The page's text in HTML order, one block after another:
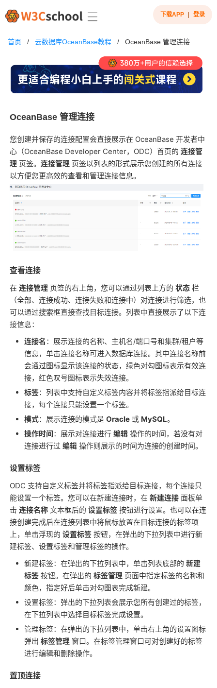
下载APP 登录
首页 / 云数据库OceanBase教程 / OceanBase 管理连接
OceanBase 管理连接
您创建并保存的连接配置会直接展示在 OceanBase 开发者中
心（OceanBase Developer Center，ODC）首页的 连接管
理 页签。 连接管理 页签以列表的形式展示您创建的所有连接
以方便您更高效的查看和管理连接信息。
查看连接
在 连接管理 页签的右上角，您可以通过列表上方的 状态 栏
（全部、连接成功、连接失败和连接中）对连接进行筛选，也
可以通过搜索框直接查找目标连接。列表中直接展示了以下连
接信息：
连接名 ：展示连接的名称、主机名/端口号和集群/租户等
信息，单击连接名称可进入数据库连接。其中连接名称前
会通过图标显示该连接的状态，绿色对勾图标表示有效连
接，红色叹号图标表示失效连接。
标签：列表中支持自定义标签内容并将标签指派给目标连
接，每个连接只能设置一个标签。
模式：展示连接的模式是 Oracle 或 MySQL。
操作时间：展示对连接进行 编辑 操作的时间，若没有对
连接进行过 编辑 操作则展示的时间为连接的创建时间。
设置标签
ODC 支持自定义标签并将标签指派给目标连接，每个连接只
能设置一个标签。您可以在新建连接时，在 新建连接 面板单
击 连接名称 文本框后的 设置标签 按钮进行设置。也可以在连
接创建完成后在连接列表中将鼠标放置在目标连接的标签项
上，单击浮现的 设置标签 按钮，在弹出的下拉列表中进行新
建标签、设置标签和管理标签的操作。
新建标签：在弹出的下拉列表中，单击列表底部的 新建
标签 按钮。在弹出的 标签管理 页面中指定标签的名称和
颜色，指定好后单击对勾图表完成新建。
设置标签：弹出的下拉列表会展示您所有创建过的标签，
在下拉列表中选择目标标签完成设置。
管理标签：在弹出的下拉列表中，单击右上角的设置图标
弹出 标签管理 窗口。在标签管理窗口可对创建好的标签
进行编辑和删除操作。
置顶连接